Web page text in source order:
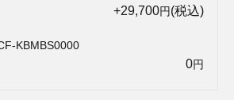
+29,700円(税込)
KBMBS0000
0円